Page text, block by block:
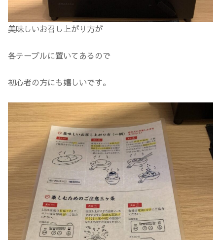
美味しいお召し上がり方が
各テーブルに置いてあるので
初心者の方にも嬉しいです。